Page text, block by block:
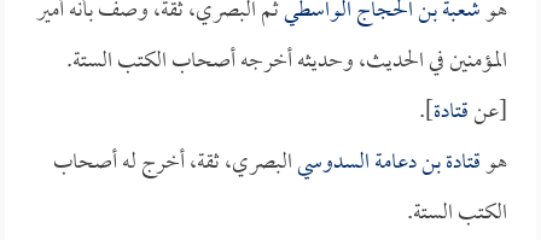
هوشعبة بن الحجاج الواسطيثم البصري، ثقة، وصف بأنه أمير
المؤمنين في الحديث، وحديثه أخرجه أصحاب الكتب الستة.
[عنقتادة].
هوقتادة بن دعامة السدوسيالبصري، ثقة، أخرج له أصحاب
الكتب الستة.